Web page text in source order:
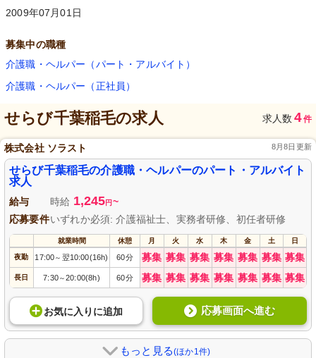
2009年07月01日
募集中の職種
介護職・ヘルパー（パート・アルバイト）
介護職・ヘルパー（正社員）
せらび千葉稲毛の求人 求人数 4件
株式会社 ソラスト 8月8日更新
せらび千葉稲毛の介護職・ヘルパーのパート・アルバイト
求人
給与 時給 1,245円 ~
応募要件いずれか必須: 介護福祉士、実務者研修、初任者研修
就業時間 休憩 月 火 水 木 金 土 日
夜勤 17:00～ 翌10:00(16h) 60分 募集 募集 募集 募集 募集 募集 募集
長日 7:30～20:00(8h) 60分 募集 募集 募集 募集 募集 募集 募集
お気に入り に追加 応募画面へ進む
もっと見る(ほか1件)